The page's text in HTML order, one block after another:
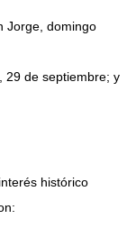
Jorge, domingo
29 de septiembre; y
histórico